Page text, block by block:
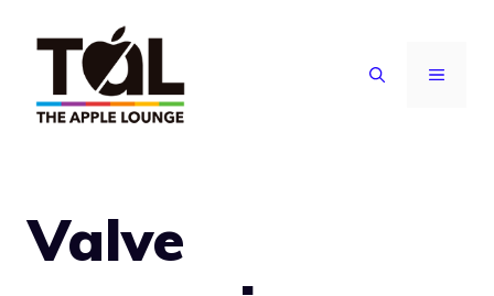
contenuto
MENU
Valve